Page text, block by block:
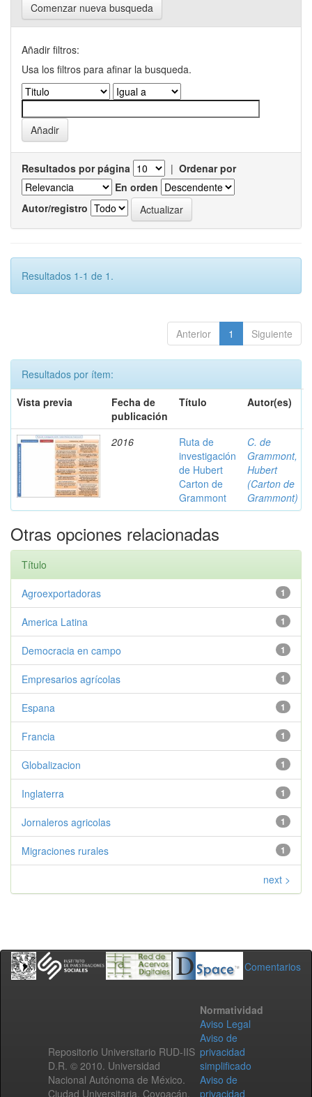
Comenzar nueva busqueda
Añadir filtros:
Usa los filtros para afinar la busqueda.
Resultados por página | Ordenar por
En orden
Autor/registro
Resultados 1-1 de 1.
Anterior 1 Siguiente
Resultados por ítem:
Vista previa
Fecha de
publicación
Título Autor(es)
2016
Ruta de
investigación
de Hubert
Carton de
Grammont
C. de
Grammont,
Hubert
(Carton de
Grammont)
Otras opciones relacionadas
Título
1
Agroexportadoras
1
America Latina
1
Democracia en campo
1
Empresarios agrícolas
1
Espana
1
Francia
1
Globalizacion
1
Inglaterra
1
Jornaleros agricolas
1
Migraciones rurales
next >
Comentarios
Repositorio Universitario RUD-IIS
D.R. © 2010. Universidad
Nacional Autónoma de México.
Ciudad Universitaria, Coyoacán,
Normatividad
Aviso Legal
Aviso de
privacidad
simplificado
Aviso de
privacidad